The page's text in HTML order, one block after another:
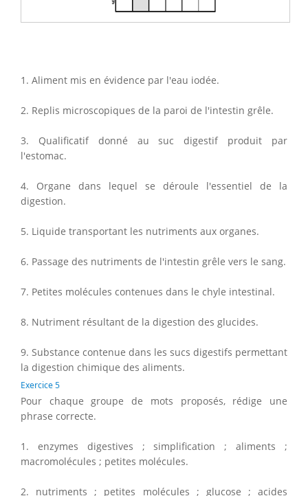
1. Aliment mis en évidence par l'eau iodée.
2. Replis microscopiques de la paroi de l'intestin grêle.
3. Qualificatif donné au suc digestif produit par
l'estomac.
4. Organe dans lequel se déroule l'essentiel de la
digestion.
5. Liquide transportant les nutriments aux organes.
6. Passage des nutriments de l'intestin grêle vers le sang.
7. Petites molécules contenues dans le chyle intestinal.
8. Nutriment résultant de la digestion des glucides.
9. Substance contenue dans les sucs digestifs permettant
la digestion chimique des aliments.
Exercice 5
Pour chaque groupe de mots proposés, rédige une
phrase correcte.
1. enzymes digestives ; simplification ; aliments ;
macromolécules ; petites molécules.
2. nutriments ; petites molécules ; glucose ; acides